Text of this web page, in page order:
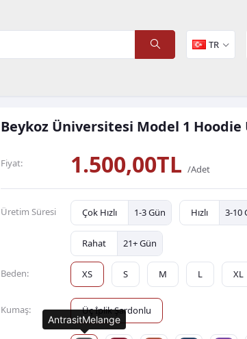
TR
Beykoz Üniversitesi Model 1 Hoodie
Fiyat: 1.500,00TL/Adet
Üretim Süresi Çok Hızlı 1-3 Gün Hızlı 3-10
Rahat 21+ Gün
Beden: XS S M L XL
Kumaş: Üç İplik Şardonlu
AntrasitMelange